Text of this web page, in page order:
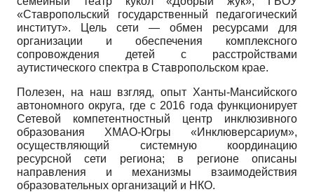
«Ставропольский государственный педагогический
институт». Цель сети — обмен ресурсами для
организации и обеспечения комплексного
сопровождения детей с расстройствами
аутистического спектра в Ставропольском крае.
Полезен, на наш взгляд, опыт Ханты-Мансийского
автономного округа, где с 2016 года функционирует
Сетевой компетентностный центр инклюзивного
образования ХМАО-Югры «Инклюверсариум»,
осуществляющий системную координацию
ресурсной сети региона; в регионе описаны
направления и механизмы взаимодействия
образовательных организаций и НКО.